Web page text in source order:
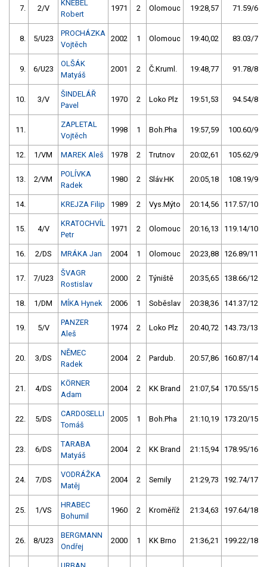
7. 2/V
KNEBEL
Robert
1971 2 Olomouc 19:28,57 71.59/6,5
8. 5/U23
PROCHÁZKA
Vojtěch
2002 1 Olomouc 19:40,02 83.03/7,6
9. 6/U23
OLŠÁK
Matyáš
2001 2 Č.Kruml. 19:48,77 91.78/8,4
10. 3/V
ŠINDELÁŘ
Pavel
1970 2 Loko Plz 19:51,53 94.54/8,6
11.
ZAPLETAL
Vojtěch
1998 1 Boh.Pha 19:57,59 100.60/9,2
12. 1/VM MAREK Aleš 1978 2 Trutnov 20:02,61 105.62/9,6
13. 2/VM
POLÍVKA
Radek
1980 2 Sláv.HK 20:05,18 108.19/9,9
14. KREJZA Filip 1989 2 Vys.Mýto 20:14,56 117.57/10,7
15. 4/V
KRATOCHVÍL
Petr
1971 2 Olomouc 20:16,13 119.14/10,9
16. 2/DS MRÁKA Jan 2004 1 Olomouc 20:23,88 126.89/11,6
17. 7/U23
ŠVAGR
Rostislav
2000 2 Týniště 20:35,65 138.66/12,6
18. 1/DM MÍKA Hynek 2006 1 Soběslav 20:38,36 141.37/12,9
19. 5/V
PANZER
Aleš
1974 2 Loko Plz 20:40,72 143.73/13,1
20. 3/DS
NĚMEC
Radek
2004 2 Pardub. 20:57,86 160.87/14,7
21. 4/DS
KÖRNER
Adam
2004 2 KK Brand 21:07,54 170.55/15,5
22. 5/DS
CARDOSELLI
Tomáš
2005 1 Boh.Pha 21:10,19 173.20/15,8
23. 6/DS
TARABA
Matyáš
2004 2 KK Brand 21:15,94 178.95/16,3
24. 7/DS
VODRÁŽKA
Matěj
2004 2 Semily 21:29,73 192.74/17,6
25. 1/VS
HRABEC
Bohumil
1960 2 Kroměříž 21:34,63 197.64/18,0
26. 8/U23
BERGMANN
Ondřej
2000 1 KK Brno 21:36,21 199.22/18,2